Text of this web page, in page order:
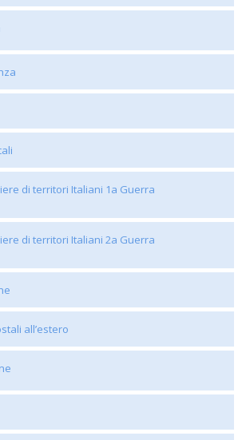
di territori Italiani 1a Guerra
di territori Italiani 2a Guerra
all’estero